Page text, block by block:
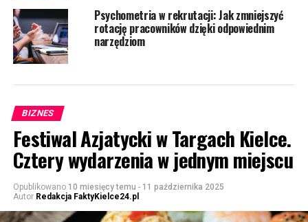
Psychometria w rekrutacji: Jak zmniejszyć
rotację pracowników dzięki odpowiednim
narzędziom
BIZNES
Festiwal Azjatycki w Targach Kielce.
Cztery wydarzenia w jednym miejscu
Opublikowano 10 miesięcy temu - 11 października 2025
Autor Redakcja FaktyKielce24.pl